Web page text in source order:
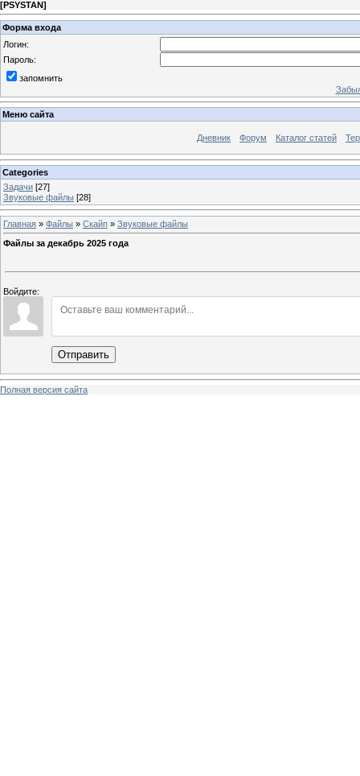
[PSYSTAN]
Форма входа
Логин:
Пароль:
запомнить
Меню сайта
Дневник Форум Каталог статей
Categories
Задачи [27]
Звуковые файлы [28]
Главная » Файлы » Скайп » Звуковые файлы
Файлы за декабрь 2025 года
Войдите:
Отправить
Полная версия сайта